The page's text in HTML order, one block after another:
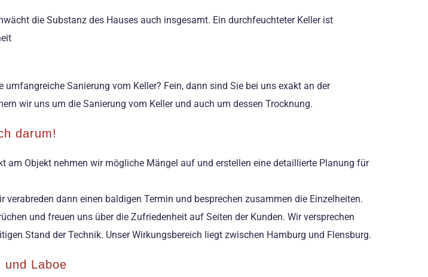
die Substanz des Hauses auch insgesamt. Ein durchfeuchteter Keller ist
Sanierung vom Keller? Fein, dann sind Sie bei uns exakt an der
wir uns um die Sanierung vom Keller und auch um dessen Trocknung.
darum!
am Objekt nehmen wir mögliche Mängel auf und erstellen eine detaillierte Planung für
dann einen baldigen Termin und besprechen zusammen die Einzelheiten.
und freuen uns über die Zufriedenheit auf Seiten der Kunden. Wir versprechen
Stand der Technik. Unser Wirkungsbereich liegt zwischen Hamburg und Flensburg.
und Laboe